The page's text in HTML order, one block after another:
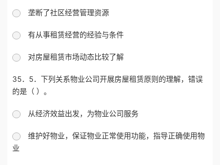
垄断了社区经营管理资源
有从事租赁经营的经验与条件
对房屋租赁市场动态比较了解
35．5．下列关系物业公司开展房屋租赁原则的理解，错误
的是（ ）。
从经济效益出发，为物业公司服务
维护好物业，保证物业正常使用功能，指导正确使用物
业